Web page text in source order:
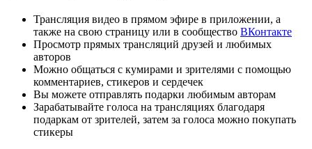
Трансляция видео в прямом эфире в приложении, а
также на свою страницу или в сообщество ВКонтакте
Просмотр прямых трансляций друзей и любимых
авторов
Можно общаться с кумирами и зрителями с помощью
комментариев, стикеров и сердечек
Вы можете отправлять подарки любимым авторам
Зарабатывайте голоса на трансляциях благодаря
подаркам от зрителей, затем за голоса можно покупать
стикеры